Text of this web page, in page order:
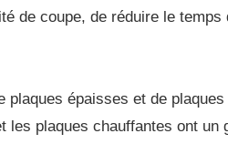
de coupe, de réduire le temps
épaisses et de
les plaques chauffantes ont un